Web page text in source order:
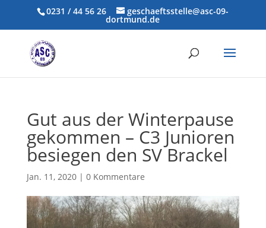
0231 / 44 56 26 geschaeftsstelle@asc-09-
dortmund.de
Gut aus der Winterpause
gekommen – C3 Junioren
besiegen den SV Brackel
Jan. 11, 2020| 0 Kommentare